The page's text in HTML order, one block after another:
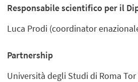
Responsabile scientifico per il
Luca Prodi (coordinator
Partnership
Università degli Studi di Roma Tor